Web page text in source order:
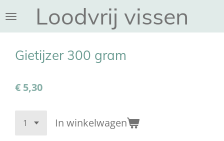
direct
naar
hoofdinhoud
Loodvrij vissen
Gietijzer 300 gram
€ 5,30
In winkelwagen